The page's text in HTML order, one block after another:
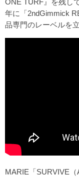
ONE TURF』を残し
年に「2ndGimmick
品専門のレーベルを
MARIE「SURVIVE（